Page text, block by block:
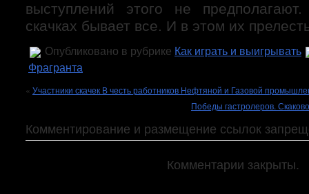
выступлений этого не
скачках бывает все. И в этом их
Опубликовано в рубрике Как играть и выигрывать
Фрагранта
« Участники скачек В честь работников Нефтяной и Газовой
Победы гастролеров.
Комментирование и размещение ссылок
Комментарии закрыты.